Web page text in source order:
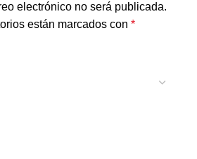
electrónico no será publicada.
están marcados con *